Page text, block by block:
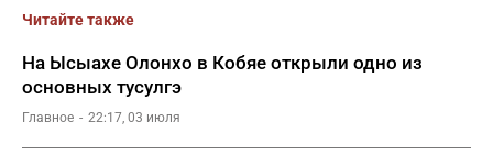
Читайте также
На Ысыахе Олонхо в Кобяе открыли одно из
основных тусулгэ
Главное 22:17, 03 июля